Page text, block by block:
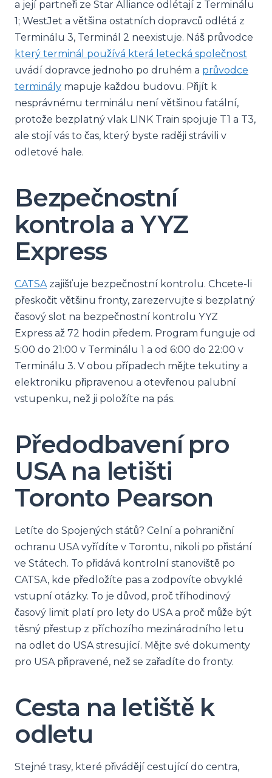
a její partneři ze Star Alliance odlétají z Terminálu
1; WestJet a většina ostatních dopravců odlétá z
Terminálu 3, Terminál 2 neexistuje. Náš průvodce
který terminál používá která letecká společnost
uvádí dopravce jednoho po druhém a průvodce
terminály mapuje každou budovu. Přijít k
nesprávnému terminálu není většinou fatální,
protože bezplatný vlak LINK Train spojuje T1 a T3,
ale stojí vás to čas, který byste raději strávili v
odletové hale.
Bezpečnostní
kontrola a YYZ
Express
CATSAzajišťuje bezpečnostní kontrolu. Chcete-li
přeskočit většinu fronty, zarezervujte si bezplatný
časový slot na bezpečnostní kontrolu YYZ
Express až 72 hodin předem. Program funguje od
5:00 do 21:00 v Terminálu 1 a od 6:00 do 22:00 v
Terminálu 3. V obou případech mějte tekutiny a
elektroniku připravenou a otevřenou palubní
vstupenku, než ji položíte na pás.
Předodbavení pro
USA na letišti
Toronto Pearson
Letíte do Spojených států? Celní a pohraniční
ochranu USA vyřídíte v Torontu, nikoli po přistání
ve Státech. To přidává kontrolní stanoviště po
CATSA, kde předložíte pas a zodpovíte obvyklé
vstupní otázky. To je důvod, proč tříhodinový
časový limit platí pro lety do USA a proč může být
těsný přestup z příchozího mezinárodního letu
na odlet do USA stresující. Mějte své dokumenty
pro USA připravené, než se zařadíte do fronty.
Cesta na letiště k
odletu
Stejné trasy, které přivádějí cestující do centra,